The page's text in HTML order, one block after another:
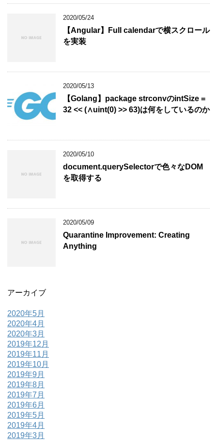
2020/05/24
【Angular】Full calendarで横スクロール
を実装
2020/05/13
【Golang】package strconvのintSize =
32 << (∧uint(0) >> 63)は何をしているのか
2020/05/10
document.querySelectorで色々なDOM
を取得する
2020/05/09
Quarantine Improvement: Creating
Anything
アーカイブ
2020年5月
2020年4月
2020年3月
2019年12月
2019年11月
2019年10月
2019年9月
2019年8月
2019年7月
2019年6月
2019年5月
2019年4月
2019年3月